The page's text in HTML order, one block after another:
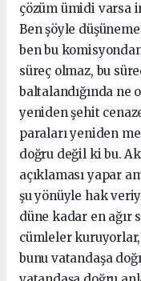
çözüm ümidi varsa
Ben şöyle
ben bu
süreç olmaz, bu
baltalandığında ne
yeniden şehit
paraları yeniden
doğru değil ki bu.
açıklaması yapar
şu yönüyle hak
düne kadar en ağır
cümleler
bunu vatandaşa